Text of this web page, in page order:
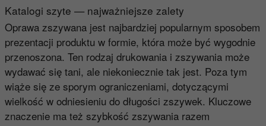
Katalogi szyte — najważniejsze zalety
Oprawa zszywana jest najbardziej popularnym sposobem
prezentacji produktu w formie, która może być wygodnie
przenoszona. Ten rodzaj drukowania i zszywania może
wydawać się tani, ale niekoniecznie tak jest. Poza tym
wiąże się ze sporym ograniczeniami, dotyczącymi
wielkość w odniesieniu do długości zszywek. Kluczowe
znaczenie ma też szybkość zszywania razem